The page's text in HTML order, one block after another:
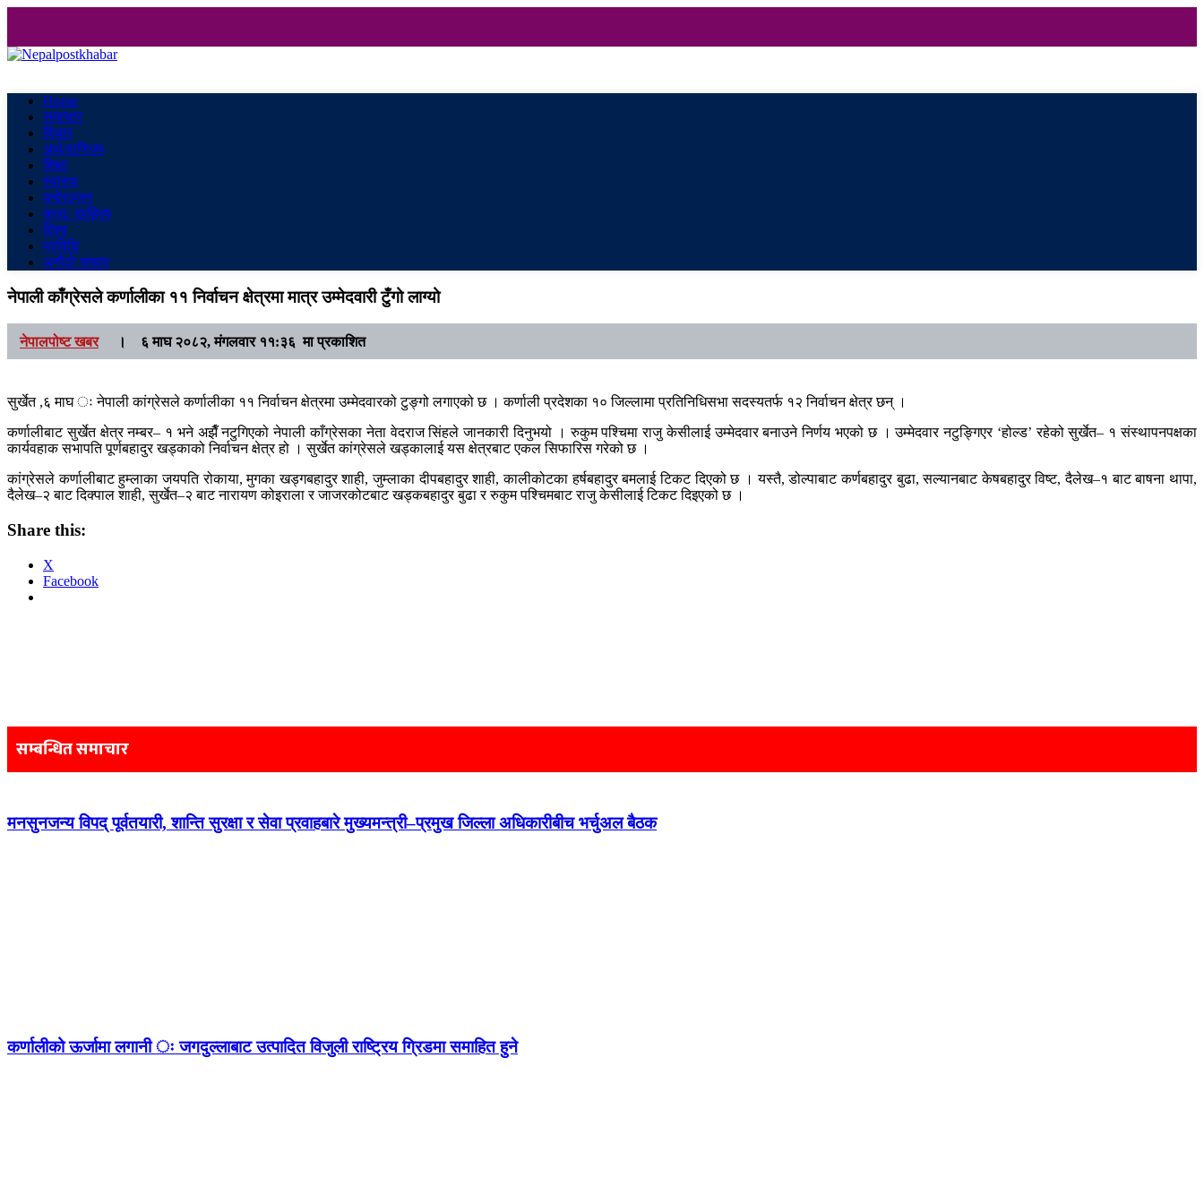
Home
समाचार
विचार
अर्थ/वाणिज्य
शिक्षा
स्वास्थ
मनाेरञ्जन
कला/ साहित्य
विश्व
प्रविधि
अनौठो संसार
नेपाली काँग्रेसले कर्णालीका ११ निर्वाचन क्षेत्रमा मात्र उम्मेदवारी टुँगो लाग्यो
नेपालपोष्ट खबर। ६ माघ २०८२, मंगलवार ११:३६ मा प्रकाशित
सुर्खेत ,६ माघ ः नेपाली कांग्रेसले कर्णालीका ११ निर्वाचन क्षेत्रमा उम्मेदवारको टुङ्गो लगाएको छ । कर्णाली प्रदेशका १० जिल्लामा प्रतिनिधिसभा सदस्यतर्फ १२ निर्वाचन क्षेत्र छन् ।
कर्णालीबाट सुर्खेत क्षेत्र नम्बर– १ भने अझैँ नटुगिएको नेपाली काँग्रेसका नेता वेदराज सिंहले जानकारी दिनुभयो । रुकुम पश्चिमा राजु केसीलाई उम्मेदवार बनाउने निर्णय भएको छ । उम्मेदवार नटुङ्गिएर ‘होल्ड’ रहेको सुर्खेत– १ संस्थापनपक्षका
कार्यवहाक सभापति पूर्णबहादुर खड्काको निर्वाचन क्षेत्र हो । सुर्खेत कांग्रेसले खड्कालाई यस क्षेत्रबाट एकल सिफारिस गरेको छ ।
कांग्रेसले कर्णालीबाट हुम्लाका जयपति रोकाया, मुगका खड्गबहादुर शाही, जुम्लाका दीपबहादुर शाही, कालीकोटका हर्षबहादुर बमलाई टिकट दिएको छ । यस्तै, डोल्पाबाट कर्णबहादुर बुढा, सल्यानबाट केषबहादुर विष्ट, दैलेख–१ बाट बाषना थापा,
दैलेख–२ बाट दिक्पाल शाही, सुर्खेत–२ बाट नारायण कोइराला र जाजरकोटबाट खड्कबहादुर बुढा र रुकुम पश्चिमबाट राजु केसीलाई टिकट दिइएको छ ।
Share this:
X
Facebook
navigation
सम्बन्धित समाचार
मनसुनजन्य विपद् पूर्वतयारी, शान्ति सुरक्षा र सेवा प्रवाहबारे मुख्यमन्त्री–प्रमुख जिल्ला अधिकारीबीच भर्चुअल बैठक
कर्णालीको ऊर्जामा लगानी ः जगदुल्लाबाट उत्पादित विजुली राष्ट्रिय ग्रिडमा समाहित हुने